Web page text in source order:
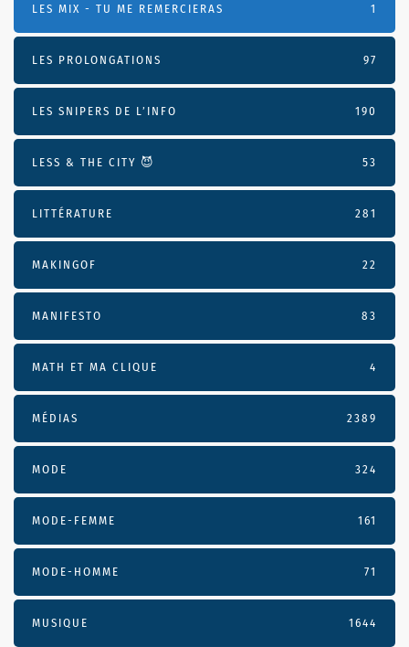
LES MIX - TU ME REMERCIERAS 1
LES PROLONGATIONS 97
LES SNIPERS DE L’INFO 190
LESS & THE CITY 😈 53
LITTÉRATURE 281
MAKINGOF 22
MANIFESTO 83
MATH ET MA CLIQUE 4
MÉDIAS 2389
MODE 324
MODE-FEMME 161
MODE-HOMME 71
MUSIQUE 1644